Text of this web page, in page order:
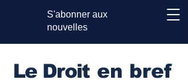
S'abonner aux
nouvelles
Le Droit en bref